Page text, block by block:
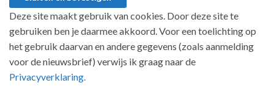
Deze site maakt gebruik van cookies. Door deze site te
gebruiken ben je daarmee akkoord. Voor een toelichting op
het gebruik daarvan en andere gegevens (zoals aanmelding
voor de nieuwsbrief) verwijs ik graag naar de
Privacyverklaring.